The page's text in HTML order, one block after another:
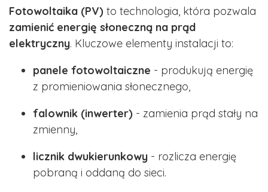
Fotowoltaika (PV) to technologia, która pozwala
zamienić energię słoneczną na prąd
elektryczny. Kluczowe elementy instalacji to:
panele fotowoltaiczne - produkują energię
z promieniowania słonecznego,
falownik (inwerter) - zamienia prąd stały na
zmienny,
licznik dwukierunkowy - rozlicza energię
pobraną i oddaną do sieci.